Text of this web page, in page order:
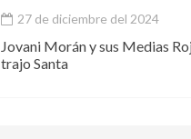
27 de diciembre del 2024
Jovani Morán y sus Medias
trajo Santa